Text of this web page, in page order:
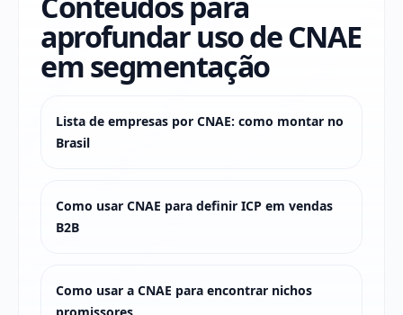
aprofundar uso de CNAE
em segmentação
Lista de empresas por CNAE: como montar no
Brasil
Como usar CNAE para definir ICP em vendas
B2B
Como usar a CNAE para encontrar nichos